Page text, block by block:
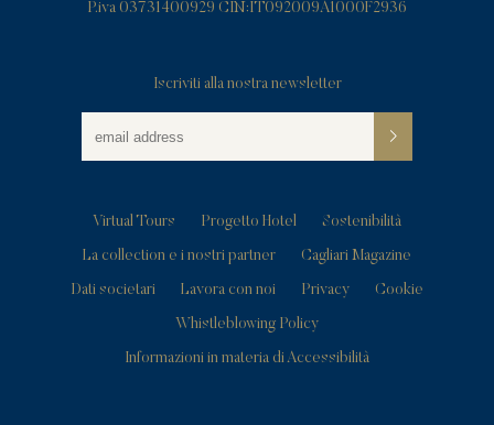
P.iva 03731400929 CIN:IT092009A1000F2936
Iscriviti alla nostra newsletter
Virtual Tours Progetto Hotel Sostenibilità
La collection e i nostri partner Cagliari Magazine
Dati societari Lavora con noi Privacy Cookie
Whistleblowing Policy
Informazioni in materia di Accessibilità